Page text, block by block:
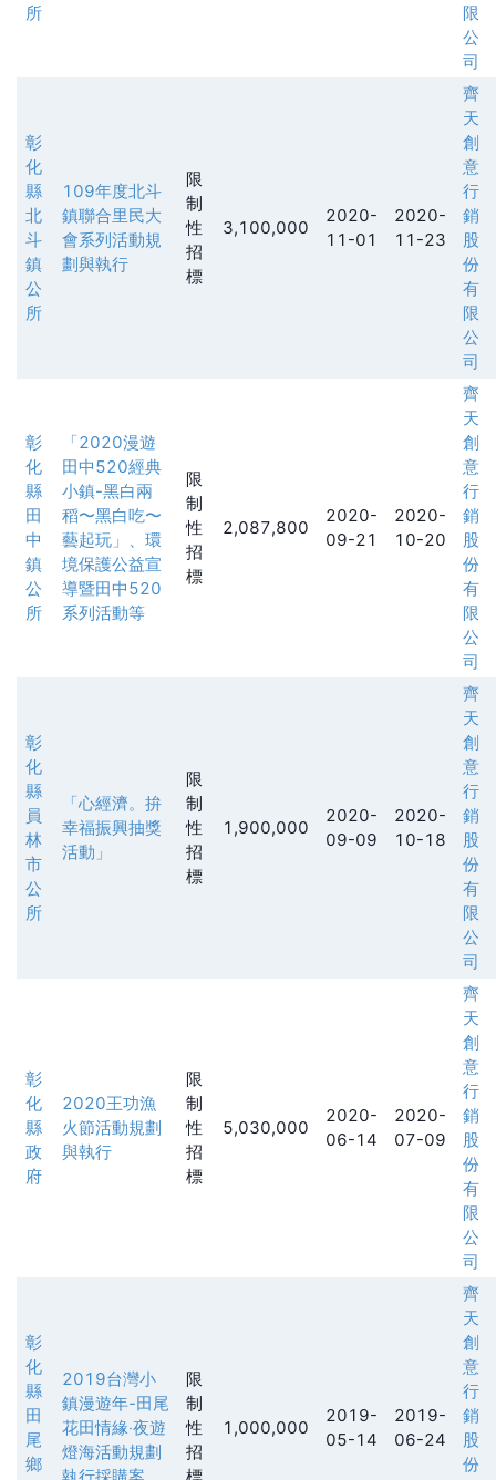
所
限
公
司
彰
化
縣
北
斗
鎮
公
所
109年度北斗
鎮聯合里民大
會系列活動規
劃與執行
限
制
性
招
標
3,100,000
2020-
11-01
2020-
11-23
齊
天
創
意
行
銷
股
份
有
限
公
司
彰
化
縣
田
中
鎮
公
所
「2020漫遊
田中520經典
小鎮-黑白兩
稻〜黑白吃〜
藝起玩」、環
境保護公益宣
導暨田中520
系列活動等
限
制
性
招
標
2,087,800
2020-
09-21
2020-
10-20
齊
天
創
意
行
銷
股
份
有
限
公
司
彰
化
縣
員
林
市
公
所
「心經濟。拚
幸福振興抽獎
活動」
限
制
性
招
標
1,900,000
2020-
09-09
2020-
10-18
齊
天
創
意
行
銷
股
份
有
限
公
司
彰
化
縣
政
府
2020王功漁
火節活動規劃
與執行
限
制
性
招
標
5,030,000
2020-
06-14
2020-
07-09
齊
天
創
意
行
銷
股
份
有
限
公
司
彰
化
縣
田
尾
鄉
2019台灣小
鎮漫遊年-田尾
花田情緣‧夜遊
燈海活動規劃
限
制
性
招
1,000,000
2019-
05-14
2019-
06-24
齊
天
創
意
行
銷
股
份